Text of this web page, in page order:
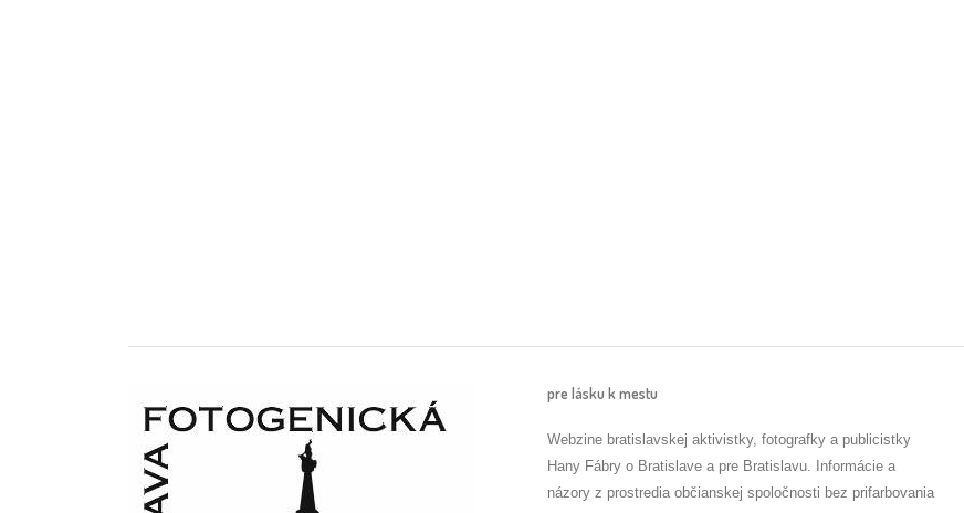
pre lásku k mestu
Webzine bratislavskej aktivistky, fotografky a publicistky
Hany Fábry o Bratislave a pre Bratislavu. Informácie a
názory z prostredia občianskej spoločnosti bez prifarbovania